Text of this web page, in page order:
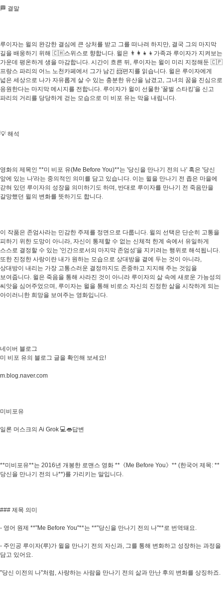
🏁 결말
루이자는 윌의 완강한 결심에 큰 상처를 받고 그를 떠나려 하지만, 결국 그의 마지막
길을 배웅하기 위해 🇨🇭스위스로 향합니다. 윌은 👨‍👩‍👧‍👦가족과 루이자가 지켜보는
가운데 평온하게 생을 마감합니다. 시간이 흐른 뒤, 루이자는 윌이 미리 지정해둔 🇨🇵
프랑스 파리의 어느 노천카페에서 그가 남긴 📨편지를 읽습니다. 윌은 루이자에게
넓은 세상으로 나가 자유롭게 살 수 있는 충분한 유산을 남겼고, 그녀의 꿈을 진심으로
응원한다는 마지막 메시지를 전합니다. 루이자가 윌이 선물한 '꿀벌 스타킹'을 신고
파리의 거리를 당당하게 걷는 모습으로 미 비포 유는 막을 내립니다.
💡 해석
영화의 제목인 **미 비포 유(Me Before You)**는 '당신을 만나기 전의 나' 혹은 '당신
앞에 있는 나'라는 중의적인 의미를 담고 있습니다. 이는 윌을 만나기 전 좁은 마을에
갇혀 있던 루이자의 성장을 의미하기도 하며, 반대로 루이자를 만나기 전 죽음만을
갈망했던 윌의 변화를 뜻하기도 합니다.
이 작품은 존엄사라는 민감한 주제를 정면으로 다룹니다. 윌의 선택은 단순히 고통을
피하기 위한 도망이 아니라, 자신이 통제할 수 없는 신체적 한계 속에서 유일하게
스스로 결정할 수 있는 '인간으로서의 마지막 존엄성'을 지키려는 행위로 해석됩니다.
또한 진정한 사랑이란 내가 원하는 모습으로 상대방을 곁에 두는 것이 아니라,
상대방이 내리는 가장 고통스러운 결정까지도 존중하고 지지해 주는 것임을
보여줍니다. 윌은 죽음을 통해 사라진 것이 아니라 루이자의 삶 속에 새로운 가능성의
씨앗을 심어주었으며, 루이자는 윌을 통해 비로소 자신의 진정한 삶을 시작하게 되는
아이러니한 희망을 보여주는 영화입니다.
네이버 블로그
미 비포 유의 블로그 글을 확인해 보세요!
m.blog.naver.com
미비포유
일론 머스크의 Ai Grok 💻👄답변
**미비포유**는 2016년 개봉한 로맨스 영화 **《Me Before You》** (한국어 제목: **
당신을 만나기 전의 나**)를 가리키는 말입니다.
### 제목 의미
- 영어 원제 **"Me Before You"**는 **"당신을 만나기 전의 나"**로 번역돼요.
- 주인공 루이자(루)가 윌을 만나기 전의 자신과, 그를 통해 변화하고 성장하는 과정을
담고 있어요.
"당신 이전의 나"처럼, 사랑하는 사람을 만나기 전의 삶과 만난 후의 변화를 상징하죠.